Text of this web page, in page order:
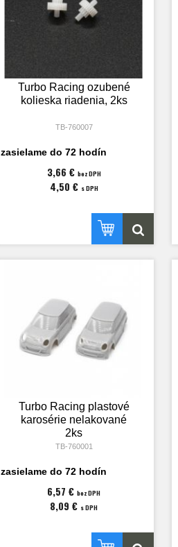
Turbo Racing ozubené
kolieska riadenia, 2ks
TB-760007
zasielame do 72 hodín
3,66 € bez DPH
4,50 € s DPH
Turbo Racing plastové
karosérie nelakované
2ks
TB-760001
zasielame do 72 hodín
6,57 €bez DPH
8,09 € s DPH